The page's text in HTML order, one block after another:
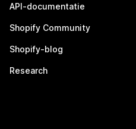
API-documentatie
Shopify Community
Shopify-blog
Research